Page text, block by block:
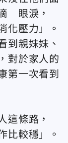
眼淚，
化壓力」。
到親妹妹、
對於家人的
第一次看到
這條路，
比較穩」。